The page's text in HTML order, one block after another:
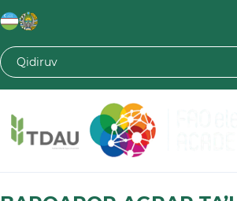
Toshkent davlat agrar universiteti